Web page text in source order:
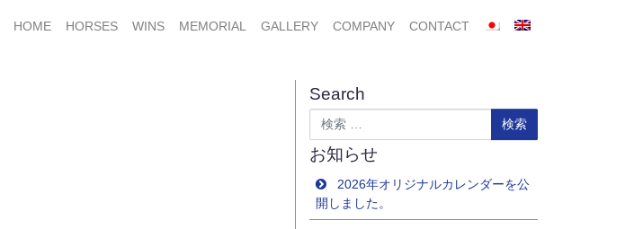
HOME
HORSES WINS MEMORIAL GALLERY COMPANY CONTACT
Search
検索
お知らせ
2026年オリジナルカレンダーを公
開しました。